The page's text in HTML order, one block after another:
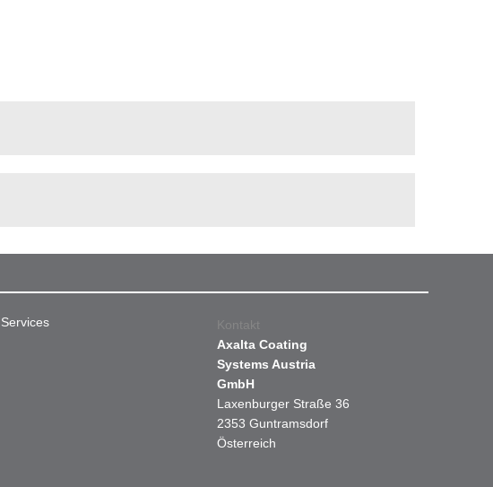
Services
Kontakt
Axalta Coating
Systems Austria
GmbH
Laxenburger Straße 36
2353 Guntramsdorf
Österreich